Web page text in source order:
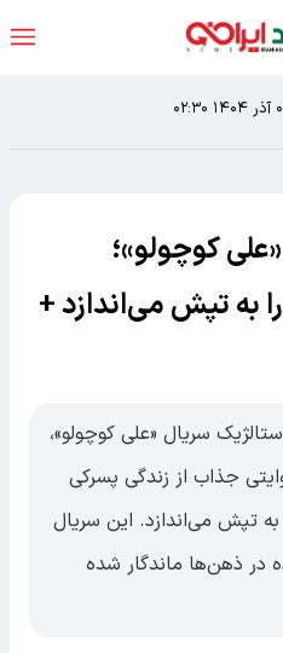
کوچولو»؛
به تپش می‌اندازد +
سریال «علی کوچولو»،
دهه ۶۰، با روایتی جذاب از زندگی پسرکی
تپش می‌اندازد. این سریال
در ذهن‌ها ماندگار شده